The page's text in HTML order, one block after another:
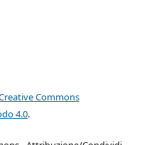
Commons
4.0.